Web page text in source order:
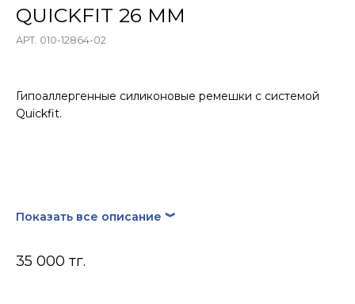
QUICKFIT 26 MM
АРТ. 010-12864-02
Гипоаллергенные силиконовые ремешки с системой
Quickfit.
Показать все описание ︾
35 000 тг.